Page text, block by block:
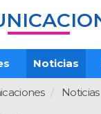
Noticias
Noticias